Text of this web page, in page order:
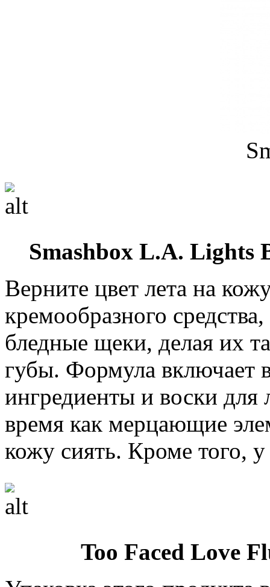
Smashbox L.A. Lights
Верните цвет лета на
кремообразного
бледные щеки, делая их
губы. Формула включает
ингредиенты и воски для
время как мерцающие
кожу сиять. Кроме того,
Too Faced Love